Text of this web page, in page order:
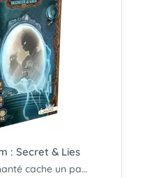
: Secret & Lies
Le manoir hanté cache un passé trouble...